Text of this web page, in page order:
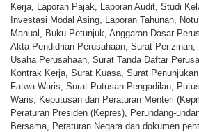
Kerja, Laporan Pajak, Laporan Audit, Studi
Investasi Modal Asing, Laporan Tahunan,
Manual, Buku Petunjuk, Anggaran Dasar
Akta Pendidrian Perusahaan, Surat
Usaha Perusahaan, Surat Tanda Daftar
Kontrak Kerja, Surat Kuasa, Surat
Fatwa Waris, Surat Putusan Pengadilan,
Waris, Keputusan dan Peraturan Menteri
Peraturan Presiden (Kepres), Perundang-
Bersama, Peraturan Negara dan dokumen